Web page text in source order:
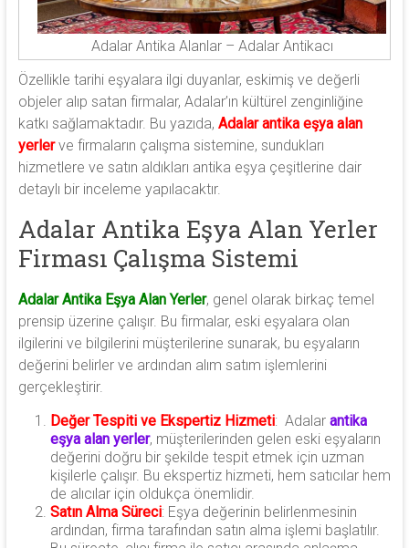
Adalar Antika Alanlar – Adalar Antikacı
Özellikle tarihi eşyalara ilgi duyanlar, eskimiş ve değerli
objeler alıp satan firmalar, Adalar’ın kültürel zenginliğine
katkı sağlamaktadır. Bu yazıda, Adalar antika eşya alan
yerlerve firmaların çalışma sistemine, sundukları
hizmetlere ve satın aldıkları antika eşya çeşitlerine dair
detaylı bir inceleme yapılacaktır.
Adalar Antika Eşya Alan Yerler
Firması Çalışma Sistemi
Adalar Antika Eşya Alan Yerler, genel olarak birkaç temel
prensip üzerine çalışır. Bu firmalar, eski eşyalara olan
ilgilerini ve bilgilerini müşterilerine sunarak, bu eşyaların
değerini belirler ve ardından alım satım işlemlerini
gerçekleştirir.
Değer Tespiti ve Ekspertiz Hizmeti: Adalar antika
eşya alan yerler, müşterilerinden gelen eski eşyaların
değerini doğru bir şekilde tespit etmek için uzman
kişilerle çalışır. Bu ekspertiz hizmeti, hem satıcılar hem
de alıcılar için oldukça önemlidir.
Satın Alma Süreci: Eşya değerinin belirlenmesinin
ardından, firma tarafından satın alma işlemi başlatılır.